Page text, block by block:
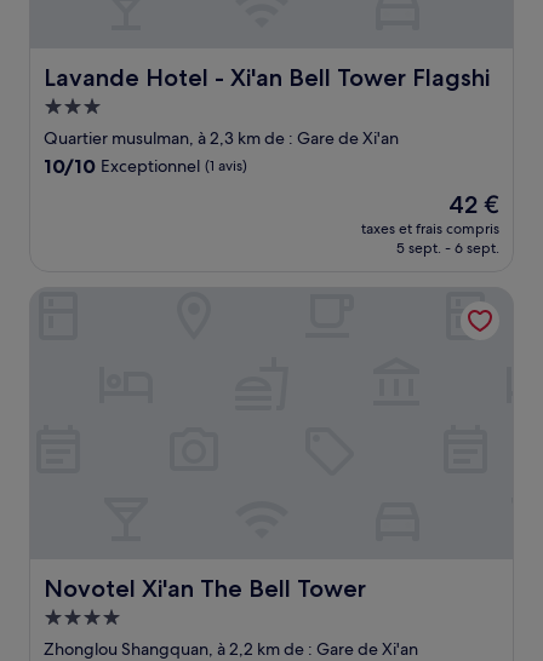
Lavande Hotel - Xi'an Bell Tower Flagshi
Lavande Hotel - Xi'an Bell Tower Flagshi
Hébergement
3.0 étoiles
Quartier musulman, à 2,3 km de : Gare de Xi'an
10.0
10/10 Exceptionnel (1 avis)
Le
nouveau
prix
de
42 €
42 €
taxes et frais compris
5 sept. - 6 sept.
Novotel Xi'an The Bell Tower
Novotel Xi'an The Bell Tower
Hébergement
4.0 étoiles
Zhonglou Shangquan, à 2,2 km de : Gare de Xi'an